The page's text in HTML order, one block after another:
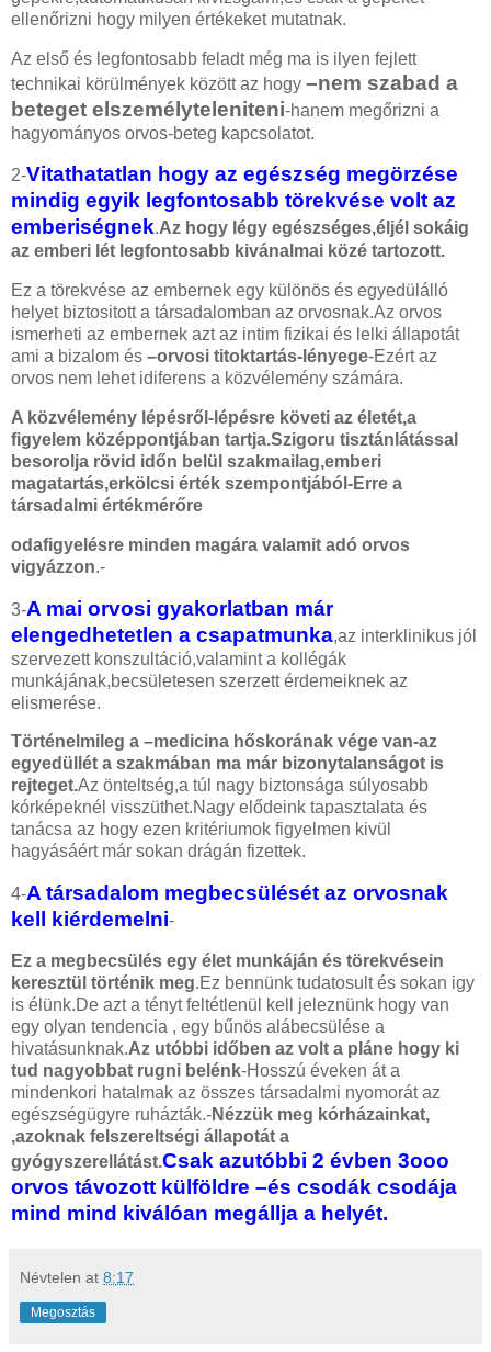
ellenőrizni hogy milyen értékeket mutatnak.
Az első és legfontosabb feladt még ma is ilyen fejlett
technikai körülmények között az hogy –nem szabad a
beteget elszemélyteleniteni-hanem megőrizni a
hagyományos orvos-beteg kapcsolatot.
2-Vitathatatlan hogy az egészség megörzése
mindig egyik legfontosabb törekvése volt az
emberiségnek.Az hogy légy egészséges,éljél sokáig
az emberi lét legfontosabb kivánalmai közé tartozott.
Ez a törekvése az embernek egy különös és egyedülálló
helyet biztositott a társadalomban az orvosnak.Az orvos
ismerheti az embernek azt az intim fizikai és lelki állapotát
ami a bizalom és –orvosi titoktartás-lényege-Ezért az
orvos nem lehet idiferens a közvélemény számára.
A közvélemény lépésről-lépésre követi az életét,a
figyelem középpontjában tartja.Szigoru tisztánlátással
besorolja rövid időn belül szakmailag,emberi
magatartás,erkölcsi érték szempontjából-Erre a
társadalmi értékmérőre
odafigyelésre minden magára valamit adó orvos
vigyázzon.-
3-A mai orvosi gyakorlatban már
elengedhetetlen a csapatmunka,az interklinikus jól
szervezett konszultáció,valamint a kollégák
munkájának,becsületesen szerzett érdemeiknek az
elismerése.
Történelmileg a –medicina hőskorának vége van-az
egyedüllét a szakmában ma már bizonytalanságot is
rejteget.Az önteltség,a túl nagy biztonsága súlyosabb
kórképeknél visszüthet.Nagy elődeink tapasztalata és
tanácsa az hogy ezen kritériumok figyelmen kivül
hagyásáért már sokan drágán fizettek.
4-A társadalom megbecsülését az orvosnak
kell
kiérdemelni-
Ez a megbecsülés egy élet munkáján és törekvésein
keresztül történik meg.Ez bennünk tudatosult és sokan igy
is élünk.De azt a tényt feltétlenül kell jeleznünk hogy van
egy olyan tendencia , egy bűnös alábecsülése a
hivatásunknak.Az utóbbi időben az volt a pláne hogy ki
tud nagyobbat rugni belénk-Hosszú éveken át a
mindenkori hatalmak az összes társadalmi nyomorát az
egészségügyre ruházták.-Nézzük meg kórházainkat,
,azoknak felszereltségi állapotát a
gyógyszerellátást.Csak azutóbbi 2 évben 3ooo
orvos távozott külföldre –és csodák csodája
mind mind kiválóan megállja a helyét.
Névtelen at 8:17
Megosztás